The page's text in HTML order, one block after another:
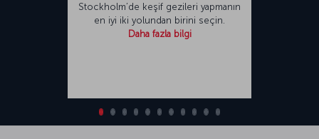
Stockholm’de keşif gezileri yapmanın
en iyi iki yolundan birini seçin.
Daha fazla bilgi